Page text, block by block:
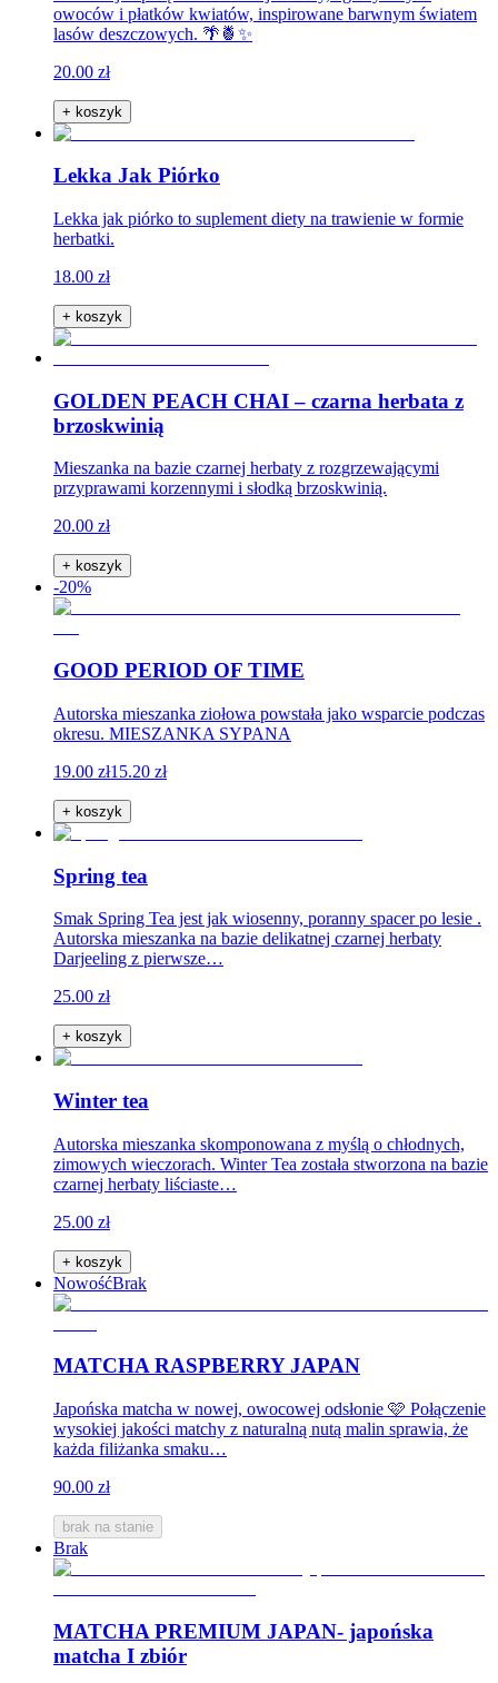
owoców i płatków kwiatów, inspirowane barwnym światem
lasów deszczowych. 🌴🍍✨
20.00 zł
+ koszyk
Lekka Jak Piórko
Lekka jak piórko to suplement diety na trawienie w formie
herbatki.
18.00 zł
+ koszyk
GOLDEN PEACH CHAI – czarna herbata z
brzoskwinią
Mieszanka na bazie czarnej herbaty z rozgrzewającymi
przyprawami korzennymi i słodką brzoskwinią.
20.00 zł
+ koszyk
-20%
GOOD PERIOD OF TIME
Autorska mieszanka ziołowa powstała jako wsparcie podczas
okresu. MIESZANKA SYPANA
19.00 zł15.20 zł
+ koszyk
Spring tea
Smak Spring Tea jest jak wiosenny, poranny spacer po lesie .
Autorska mieszanka na bazie delikatnej czarnej herbaty
Darjeeling z pierwsze…
25.00 zł
+ koszyk
Winter tea
Autorska mieszanka skomponowana z myślą o chłodnych,
zimowych wieczorach. Winter Tea została stworzona na bazie
czarnej herbaty liściaste…
25.00 zł
+ koszyk
NowośćBrak
MATCHA RASPBERRY JAPAN
Japońska matcha w nowej, owocowej odsłonie 🩷 Połączenie
wysokiej jakości matchy z naturalną nutą malin sprawia, że
każda filiżanka smaku…
90.00 zł
brak na stanie
Brak
MATCHA PREMIUM JAPAN- japońska
matcha I zbiór